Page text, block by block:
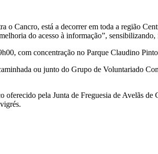
Cancro, está a decorrer em toda a região
do acesso à informação”,
com concentração no Parque Claudino
ou junto do Grupo de Voluntariado
pela Junta de Freguesia de Avelãs